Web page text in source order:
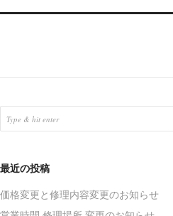
最近の投稿
価格変更と修理内容変更のお知らせ